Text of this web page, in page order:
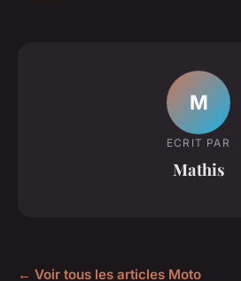
M
ECRIT PAR
Mathis
← Voir tous les articles Moto